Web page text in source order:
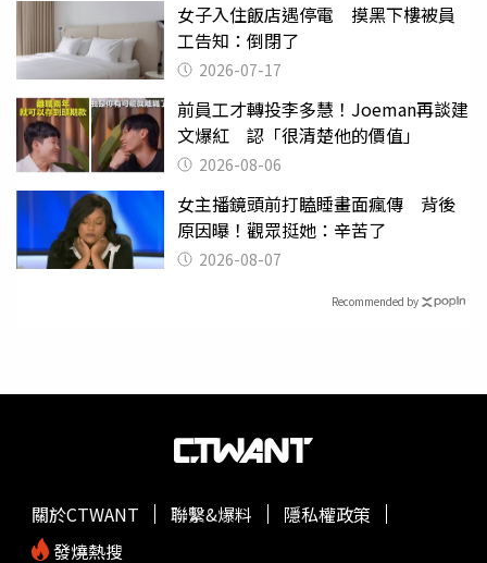
女子入住飯店遇停電 摸黑下樓被員
工告知：倒閉了
2026-07-17
前員工才轉投李多慧！Joeman再談建
文爆紅 認「很清楚他的價值」
2026-08-06
女主播鏡頭前打瞌睡畫面瘋傳 背後
原因曝！觀眾挺她：辛苦了
2026-08-07
Recommended by
關於CTWANT 聯繫&爆料
隱私權政策
發燒熱搜